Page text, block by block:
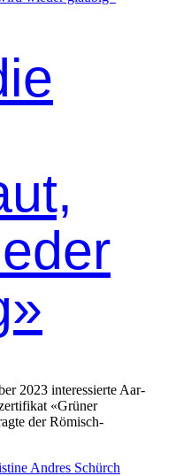
2023 inter­essierte Aar­
«Grün­er
der Römisch-
Andres Schürch